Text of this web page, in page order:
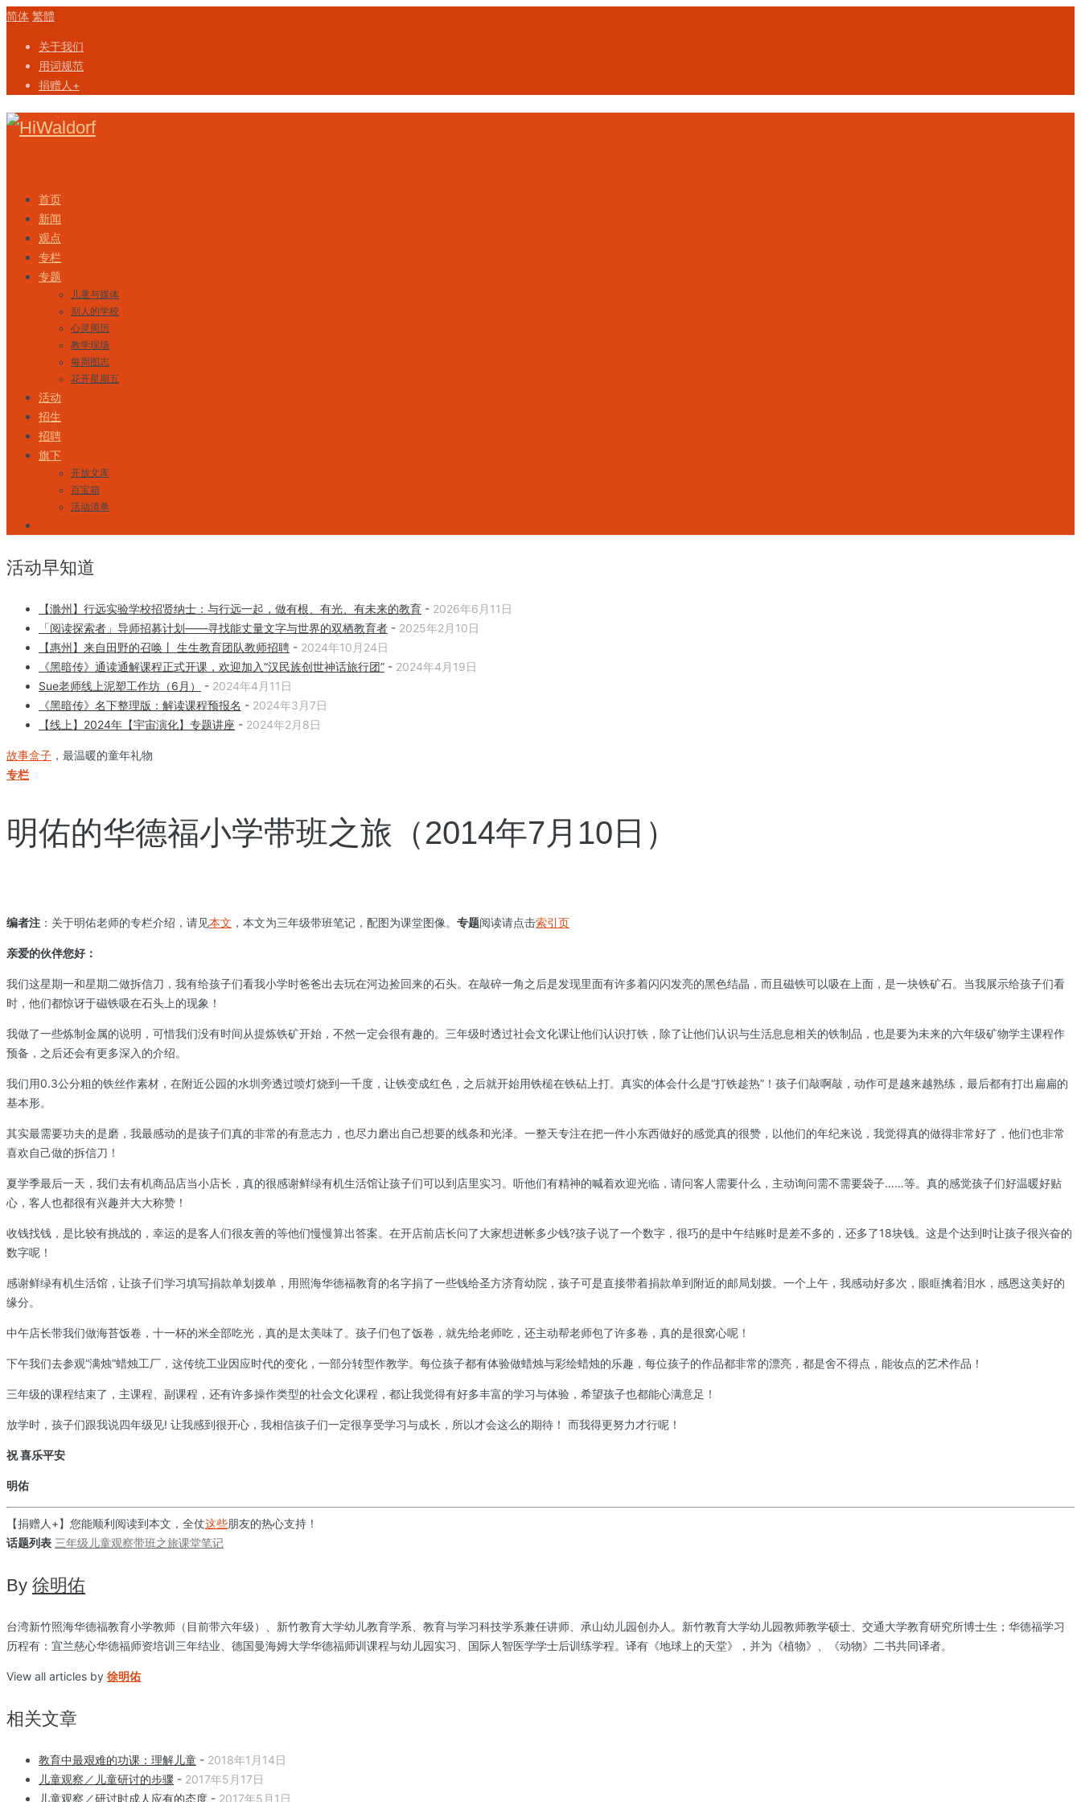
简体 繁體
关于我们
用词规范
捐赠人+
首页
新闻
观点
专栏
专题
儿童与媒体
别人的学校
心灵周历
教学现场
每周图志
花开星期五
活动
招生
招聘
旗下
开放文库
百宝箱
活动清单
活动早知道
【滁州】行远实验学校招贤纳士：与行远一起，做有根、有光、有未来的教育 - 2026年6月11日
「阅读探索者」导师招募计划——寻找能丈量文字与世界的双栖教育者 - 2025年2月10日
【惠州】来自田野的召唤丨 生生教育团队教师招聘 - 2024年10月24日
《黑暗传》通读通解课程正式开课，欢迎加入“汉民族创世神话旅行团” - 2024年4月19日
Sue老师线上泥塑工作坊（6月）
- 2024年4月11日
《黑暗传》名下整理版：解读课程预报名 - 2024年3月7日
【线上】2024年【宇宙演化】专题讲座 - 2024年2月8日
故事盒子 ，最温暖的童年礼物
专栏
明佑的华德福小学带班之旅（2014年7月10日）
编者注 ：关于明佑老师的专栏介绍，请见本文 ，本文为三年级带班笔记，配图为课堂图像。 专题阅读请点击索引页
亲爱的伙伴您好：
我们这星期一和星期二做拆信刀，我有给孩子们看我小学时爸爸出去玩在河边捡回来的石头。在敲碎一角之后是发现里面有许多着闪闪发亮的黑色结晶，而且磁铁可以吸在上面，是一块铁矿石。当我展示给孩子们看
时，他们都惊讶于磁铁吸在石头上的现象！
我做了一些炼制金属的说明，可惜我们没有时间从提炼铁矿开始，不然一定会很有趣的。三年级时透过社会文化课让他们认识打铁，除了让他们认识与生活息息相关的铁制品，也是要为未来的六年级矿物学主课程作
预备，之后还会有更多深入的介绍。
我们用0.3公分粗的铁丝作素材，在附近公园的水圳旁透过喷灯烧到一千度，让铁变成红色，之后就开始用铁槌在铁砧上打。真实的体会什么是“打铁趁热”！孩子们敲啊敲，动作可是越来越熟练，最后都有打出扁扁的
基本形。
其实最需要功夫的是磨，我最感动的是孩子们真的非常的有意志力，也尽力磨出自己想要的线条和光泽。一整天专注在把一件小东西做好的感觉真的很赞，以他们的年纪来说，我觉得真的做得非常好了，他们也非常
喜欢自己做的拆信刀！
夏学季最后一天，我们去有机商品店当小店长，真的很感谢鲜绿有机生活馆让孩子们可以到店里实习。听他们有精神的喊着欢迎光临，请问客人需要什么，主动询问需不需要袋子……等。真的感觉孩子们好温暖好贴
心，客人也都很有兴趣并大大称赞！
收钱找钱，是比较有挑战的，幸运的是客人们很友善的等他们慢慢算出答案。在开店前店长问了大家想进帐多少钱?孩子说了一个数字，很巧的是中午结账时是差不多的，还多了18块钱。这是个达到时让孩子很兴奋的
数字呢！
感谢鲜绿有机生活馆，让孩子们学习填写捐款单划拨单，用照海华德福教育的名字捐了一些钱给圣方济育幼院，孩子可是直接带着捐款单到附近的邮局划拨。一个上午，我感动好多次，眼眶擒着泪水，感恩这美好的
缘分。
中午店长带我们做海苔饭卷，十一杯的米全部吃光，真的是太美味了。孩子们包了饭卷，就先给老师吃，还主动帮老师包了许多卷，真的是很窝心呢！
下午我们去参观“满烛”蜡烛工厂，这传统工业因应时代的变化，一部分转型作教学。每位孩子都有体验做蜡烛与彩绘蜡烛的乐趣，每位孩子的作品都非常的漂亮，都是舍不得点，能妆点的艺术作品！
三年级的课程结束了，主课程、副课程，还有许多操作类型的社会文化课程，都让我觉得有好多丰富的学习与体验，希望孩子也都能心满意足！
放学时，孩子们跟我说四年级见! 让我感到很开心，我相信孩子们一定很享受学习与成长，所以才会这么的期待！ 而我得更努力才行呢！
祝 喜乐平安
明佑
【捐赠人+】您能顺利阅读到本文，全仗这些朋友的热心支持！
话题列表 三年级 儿童观察带班之旅课堂笔记
By 徐明佑
台湾新竹照海华德福教育小学教师（目前带六年级）、新竹教育大学幼儿教育学系、教育与学习科技学系兼任讲师、承山幼儿园创办人。新竹教育大学幼儿园教师教学硕士、交通大学教育研究所博士生；华德福学习
历程有：宜兰慈心华德福师资培训三年结业、德国曼海姆大学华德福师训课程与幼儿园实习、国际人智医学学士后训练学程。译有《地球上的天堂》，并为《植物》、《动物》二书共同译者。
View all articles by 徐明佑
相关文章
教育中最艰难的功课：理解儿童 - 2018年1月14日
儿童观察／儿童研讨的步骤 - 2017年5月17日
儿童观察／研讨时成人应有的态度 - 2017年5月1日